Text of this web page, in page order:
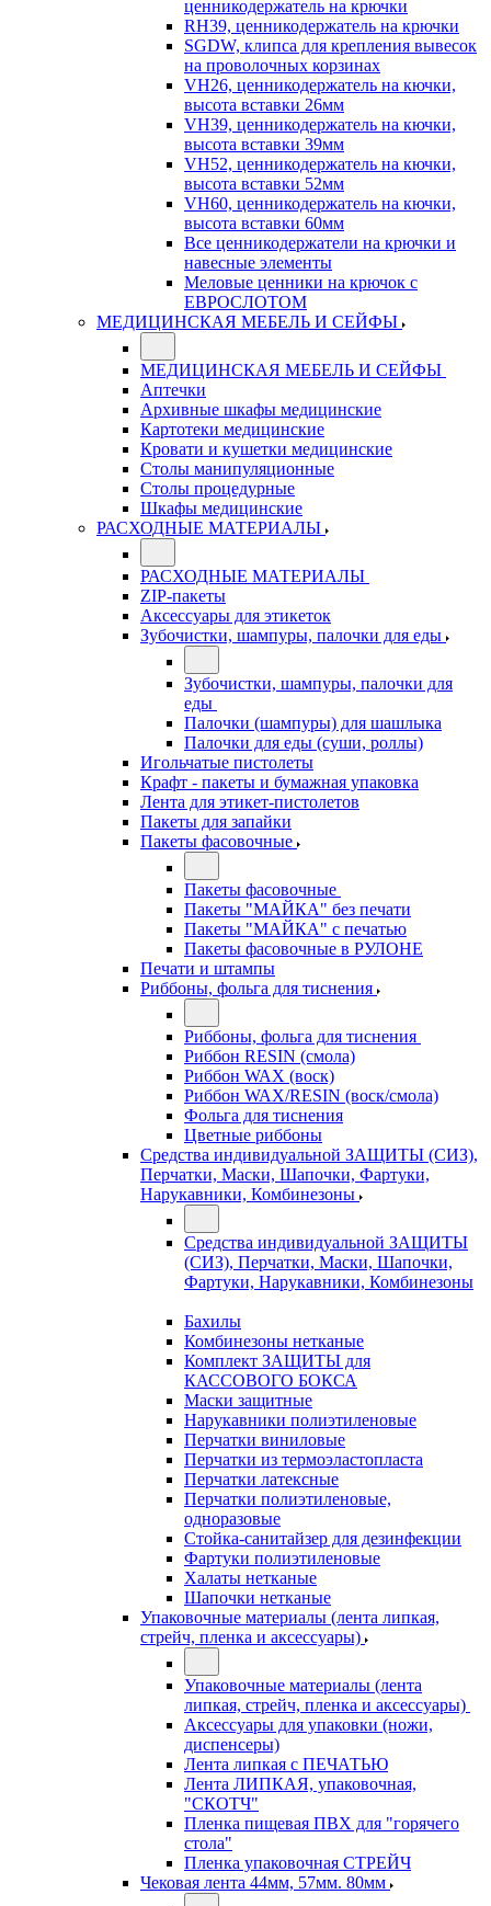
ценникодержатель на крючки
RH39, ценникодержатель на крючки
SGDW, клипса для крепления вывесок
на проволочных корзинах
VH26, ценникодержатель на кючки,
высота вставки 26мм
VH39, ценникодержатель на кючки,
высота вставки 39мм
VH52, ценникодержатель на кючки,
высота вставки 52мм
VH60, ценникодержатель на кючки,
высота вставки 60мм
Все ценникодержатели на крючки и
навесные элементы
Меловые ценники на крючок с
ЕВРОСЛОТОМ
МЕДИЦИНСКАЯ МЕБЕЛЬ И СЕЙФЫ
МЕДИЦИНСКАЯ МЕБЕЛЬ И СЕЙФЫ
Аптечки
Архивные шкафы медицинские
Картотеки медицинские
Кровати и кушетки медицинские
Столы манипуляционные
Столы процедурные
Шкафы медицинские
РАСХОДНЫЕ МАТЕРИАЛЫ
РАСХОДНЫЕ МАТЕРИАЛЫ
ZIP-пакеты
Аксессуары для этикеток
Зубочистки, шампуры, палочки для еды
Зубочистки, шампуры, палочки для
еды
Палочки (шампуры) для шашлыка
Палочки для еды (суши, роллы)
Игольчатые пистолеты
Крафт - пакеты и бумажная упаковка
Лента для этикет-пистолетов
Пакеты для запайки
Пакеты фасовочные
Пакеты фасовочные
Пакеты "МАЙКА" без печати
Пакеты "МАЙКА" с печатью
Пакеты фасовочные в РУЛОНЕ
Печати и штампы
Риббоны, фольга для тиснения
Риббоны, фольга для тиснения
Риббон RESIN (смола)
Риббон WAX (воск)
Риббон WAX/RESIN (воск/смола)
Фольга для тиснения
Цветные риббоны
Средства индивидуальной ЗАЩИТЫ (СИЗ),
Перчатки, Маски, Шапочки, Фартуки,
Нарукавники, Комбинезоны
Средства индивидуальной ЗАЩИТЫ
(СИЗ), Перчатки, Маски, Шапочки,
Фартуки, Нарукавники, Комбинезоны
Бахилы
Комбинезоны нетканые
Комплект ЗАЩИТЫ для
КАССОВОГО БОКСА
Маски защитные
Нарукавники полиэтиленовые
Перчатки виниловые
Перчатки из термоэластопласта
Перчатки латексные
Перчатки полиэтиленовые,
одноразовые
Стойка-санитайзер для дезинфекции
Фартуки полиэтиленовые
Халаты нетканые
Шапочки нетканые
Упаковочные материалы (лента липкая,
стрейч, пленка и аксессуары)
Упаковочные материалы (лента
липкая, стрейч, пленка и аксессуары)
Аксессуары для упаковки (ножи,
диспенсеры)
Лента липкая с ПЕЧАТЬЮ
Лента ЛИПКАЯ, упаковочная,
"СКОТЧ"
Пленка пищевая ПВХ для "горячего
стола"
Пленка упаковочная СТРЕЙЧ
Чековая лента 44мм, 57мм. 80мм